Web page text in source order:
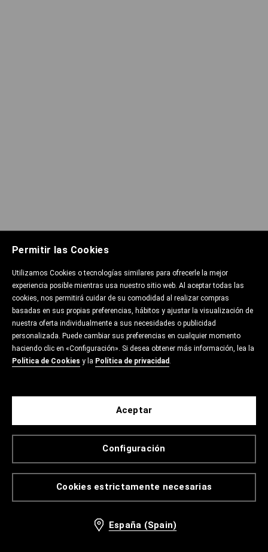
Permitir las Cookies
Utilizamos Cookies o tecnologías similares para ofrecerle la mejor
experiencia posible mientras usa nuestro sitio web. Al aceptar todas las
cookies, nos permitirá cuidar de su comodidad al realizar compras
basadas en sus propias preferencias, hábitos y ajustar la visualización de
nuestra oferta individualmente a sus necesidades o publicidad
personalizada. Puede cambiar sus preferencias en cualquier momento
haciendo clic en «Configuración». Si desea obtener más información, lea la
Política de Cookies y la Política de privacidad.
Cookies estrictamente necesarias
Configuración
Aceptar
España (Spain)